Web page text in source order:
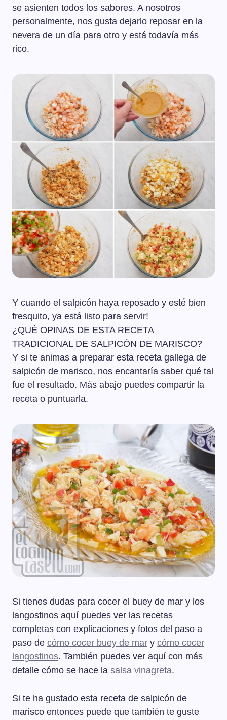
se asienten todos los sabores. A nosotros
personalmente, nos gusta dejarlo reposar en la
nevera de un día para otro y está todavía más
rico.
Y cuando el salpicón haya reposado y esté bien
fresquito, ya está listo para servir!
¿QUÉ OPINAS DE ESTA RECETA
TRADICIONAL DE SALPICÓN DE MARISCO?
Y si te animas a preparar esta receta gallega de
salpicón de marisco, nos encantaría saber qué tal
fue el resultado. Más abajo puedes compartir la
receta o puntuarla.
Si tienes dudas para cocer el buey de mar y los
langostinos aquí puedes ver las recetas
completas con explicaciones y fotos del paso a
paso de cómo cocer buey de mar y cómo cocer
langostinos. También puedes ver aquí con más
detalle cómo se hace la salsa vinagreta.
Si te ha gustado esta receta de salpicón de
marisco entonces puede que también te guste